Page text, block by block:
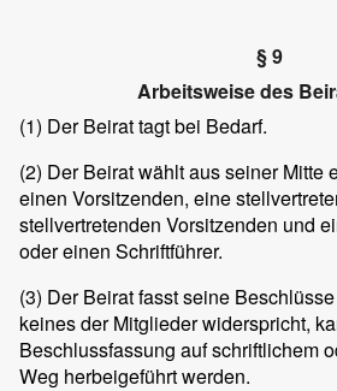
§ 9
Arbeitsweise des
(1) Der Beirat tagt bei Bedarf.
(2) Der Beirat wählt aus seiner Mitte
einen Vorsitzenden, eine
stellvertretenden Vorsitzenden und
oder einen Schriftführer.
(3) Der Beirat fasst seine
keines der Mitglieder widerspricht,
Beschlussfassung auf schriftlichem
Weg herbeigeführt werden.